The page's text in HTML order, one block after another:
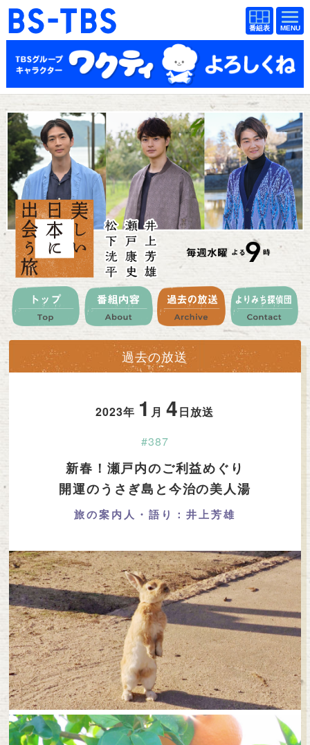
BS-TBS
番組
表
BS-TBS
番組
表
ドラマ 映画
紀行 報道
教養 スポーツ
音楽 エンタメ
アニメ ファンクラブ
検索
視聴方法 4K放送
イベント ショッピング
公式SNS プレゼント
ご意見・ご感想 会社情報
過去の放送
2023年 1 月4日放送
#387
新春！瀬戸内のご利益めぐり
開運のうさぎ島と今治の美人湯
旅の案内人・語り：井上芳雄